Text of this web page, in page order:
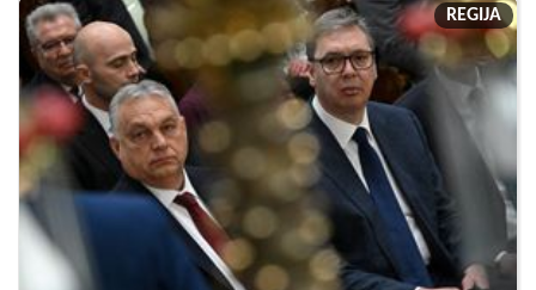
REGIJA